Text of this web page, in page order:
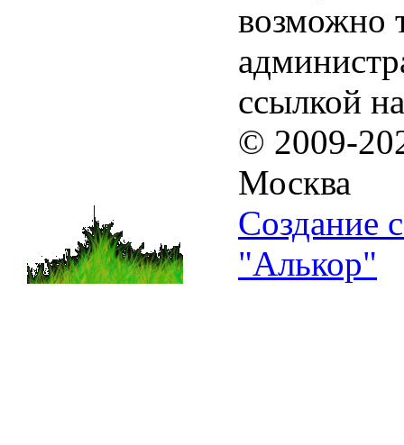
возможно
ссылкой
© 2009-
Москва
Создание
"Алькор"